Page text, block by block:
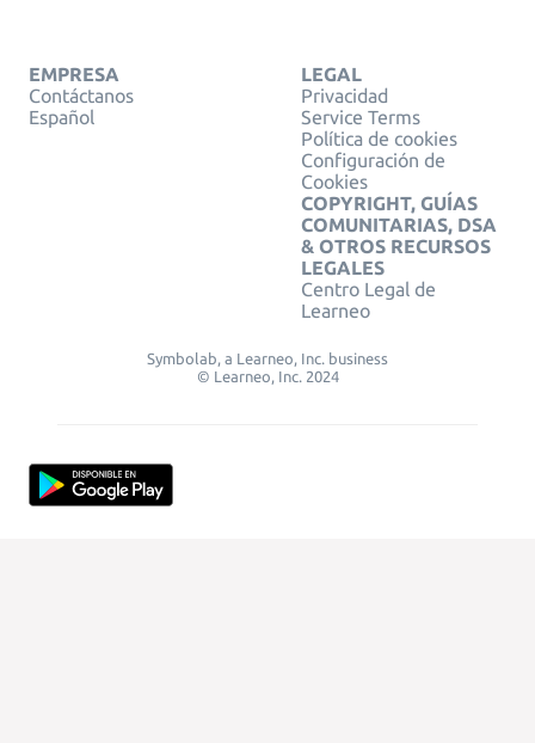
EMPRESA
Contáctanos
Español
LEGAL
Privacidad
Service Terms
Política de cookies
Configuración de
Cookies
COPYRIGHT, GUÍAS
COMUNITARIAS, DSA
& OTROS RECURSOS
LEGALES
Centro Legal de
Learneo
Symbolab, a Learneo, Inc. business
© Learneo, Inc. 2024